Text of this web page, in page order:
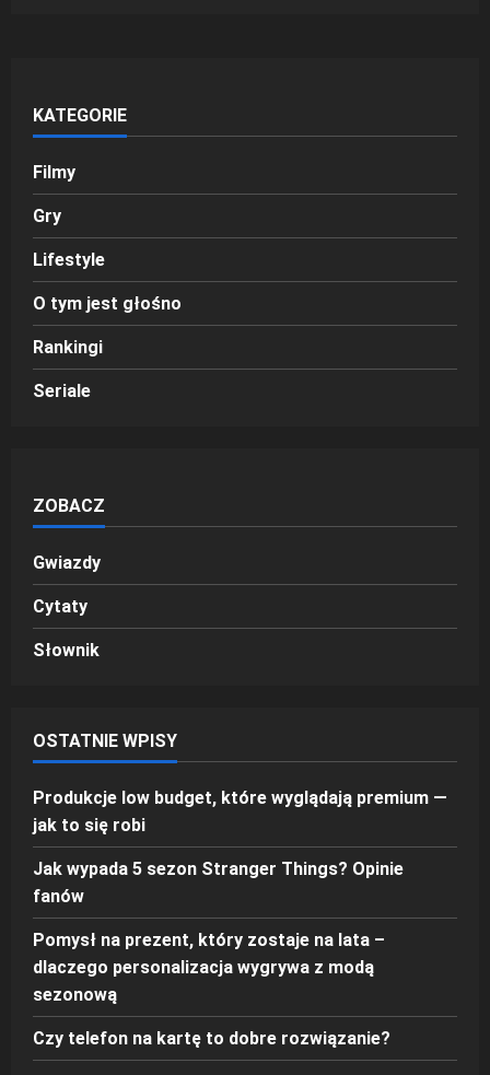
KATEGORIE
Filmy
Gry
Lifestyle
O tym jest głośno
Rankingi
Seriale
ZOBACZ
Gwiazdy
Cytaty
Słownik
OSTATNIE WPISY
Produkcje low budget, które wyglądają premium —
jak to się robi
Jak wypada 5 sezon Stranger Things? Opinie
fanów
Pomysł na prezent, który zostaje na lata –
dlaczego personalizacja wygrywa z modą
sezonową
Czy telefon na kartę to dobre rozwiązanie?